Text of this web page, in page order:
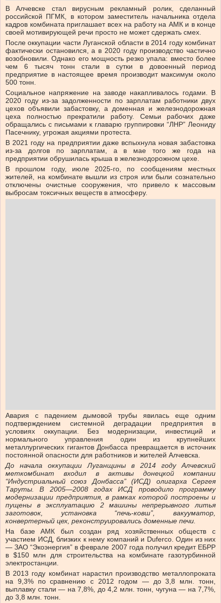
В Алчевске стал вирусным рекламный ролик, сделанный
российской ПГМК, в котором заместитель начальника отдела
кадров комбината приглашает всех на работу на АМК и в конце
своей мотивирующей речи просто не может сдержать смех.
После оккупации части Луганской области в 2014 году комбинат
фактически остановился, а в 2020 году производство частично
возобновили. Однако его мощность резко упала: вместо более
чем 6 тысяч тонн стали в сутки в довоенный период
предприятие в настоящее время производит максимум около
500 тонн.
Социальное напряжение на заводе накапливалось годами. В
2020 году из-за задолженности по зарплатам работники двух
цехов объявили забастовку, а доменная и железнодорожная
цеха полностью прекратили работу. Семьи рабочих даже
обращались с письмами к главарю группировки “ЛНР” Леониду
Пасечнику, угрожая акциями протеста.
В 2021 году на предприятии даже вспыхнула новая забастовка
из-за долгов по зарплатам, а в мае того же года на
предприятии обрушилась крыша в железнодорожном цехе.
В прошлом году, июле 2025-го, по сообщениям местных
жителей, на комбинате вышли из строя или были сознательно
отключены очистные сооружения, что привело к массовым
выбросам токсичных веществ в атмосферу.
Авария с падением дымовой трубы явилась еще одним
подтверждением системной деградации предприятия в
условиях оккупации. Без модернизации, инвестиций и
нормального управления один из крупнейших
металлургических гигантов Донбасса превращается в источник
постоянной опасности для работников и жителей Алчевска.
До начала оккупации Луганщины в 2014 году Алчевский
меткомбинат входил в активы донецкой компании
“Индустриальный союз Донбасса” (ИСД) олигарха Сергея
Таруты. В 2005—2008 годах ИСД проводило программу
модернизации предприятия, в рамках которой построены и
пущены в эксплуатацию 2 машины непрерывного литья
заготовок, установка “печь-ковш”, вакууматор,
конвертерный цех, реконструировались доменные печи.
На базе АМК был создан ряд хозяйственных обществ с
участием ИСД, близких к нему компаний и Duferco. Один из них
— ЗАО “Экоэнергия” в феврале 2007 года получил кредит ЕБРР
в $150 млн для строительства на комбинате газотурбинной
электростанции.
В 2013 году комбинат нарастил производство металлопроката
на 9,3% по сравнению с 2012 годом — до 3,8 млн. тонн,
выплавку стали — на 7,8%, до 4,2 млн. тонн, чугуна — на 7,7%,
до 3,8 млн. тонн.